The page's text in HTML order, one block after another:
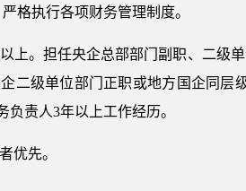
格执行各项财务管理制度。
上。担任央企总部部门副职、二级
二级单位部门正职或地方国企同层
责人3年以上工作经历。
优先。